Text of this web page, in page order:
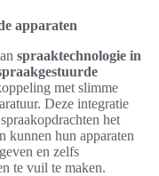
apparaten
spraaktechnologie in
met slimme
Deze integratie
het
kunnen hun apparaten
en zelfs
te vuil te maken.